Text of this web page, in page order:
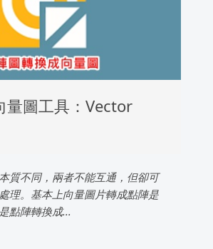
量圖工具：Vector
質不同，兩者不能互通，但卻可
理。基本上向量圖片轉成點陣是
點陣轉換成...